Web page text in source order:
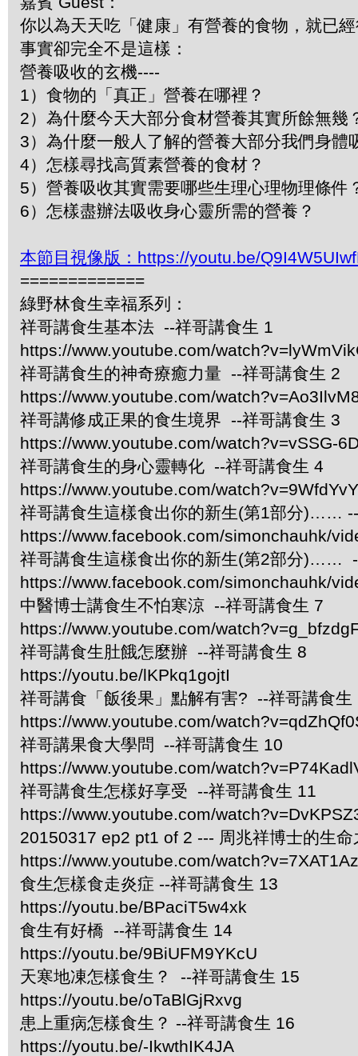
你以為天天吃「健康」有營養的食物，就已
事實卻完全不是這樣：
營養吸收的玄機----
1）食物的「真正」營養在哪裡？
2）為什麼今天大部分食材營養其實所餘無幾
3）為什麼一般人了解的營養大部分我們身體
4）怎樣尋找高質素營養的食材？
5）營養吸收其實需要哪些生理心理物理條件
6）怎樣盡辦法吸收身心靈所需的營養？
本節目視像版：https://youtu.be/
=============
綠野林食生幸福系列：
祥哥講食生基本法 --祥哥講食生 1
https://www.youtube.com/
祥哥講食生的神奇療癒力量 --祥哥講食生 2
https://www.youtube.com/
祥哥講修成正果的食生境界 --祥哥講食生 3
https://www.youtube.com/watch?v=vSSG-
祥哥講食生的身心靈轉化 --祥哥講食生 4
https://www.youtube.com/
祥哥講食生這樣食出你的新生(第1部分)……
https://www.facebook.com/simonchauhk/
祥哥講食生這樣食出你的新生(第2部分)……
https://www.facebook.com/simonchauhk/
中醫博士講食生不怕寒涼 --祥哥講食生 7
https://www.youtube.com/
祥哥講食生肚餓怎麼辦 --祥哥講食生 8
https://youtu.be/lKPkq1gojtI
祥哥講食「飯後果」點解有害? --祥哥講食生
https://www.youtube.com/
祥哥講果食大學問 --祥哥講食生 10
https://www.youtube.com/
祥哥講食生怎樣好享受 --祥哥講食生 11
https://www.youtube.com/
20150317 ep2 pt1 of 2 --- 周兆祥博士的生
https://www.youtube.com/
食生怎樣食走炎症 --祥哥講食生 13
https://youtu.be/BPaciT5w4xk
食生有好橋 --祥哥講食生 14
https://youtu.be/9BiUFM9YKcU
天寒地凍怎樣食生？ --祥哥講食生 15
https://youtu.be/oTaBlGjRxvg
患上重病怎樣食生？ --祥哥講食生 16
https://youtu.be/-IkwthIK4JA